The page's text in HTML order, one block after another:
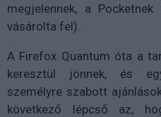
megjelennek, a
vásárolta fel).
A Firefox Quantum óta a
keresztül jönnek, és
személyre szabott
következő lépcső az,